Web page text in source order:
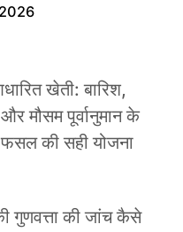
खेती: बारिश,
मौसम पूर्वानुमान के
की सही योजना
गुणवत्ता की जांच कैसे